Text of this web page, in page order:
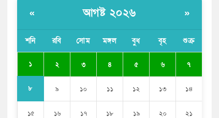
সজীব ওয়াজেদ জয়
« আগষ্ট ২০২৬ »
শনি রবি সোম মঙ্গল বুধ বৃহ শুক্র
১ ২ ৩ ৪ ৫ ৬ ৭
৮ ৯ ১০ ১১ ১২ ১৩ ১৪
১৫ ১৬ ১৭ ১৮ ১৯ ২০ ২১